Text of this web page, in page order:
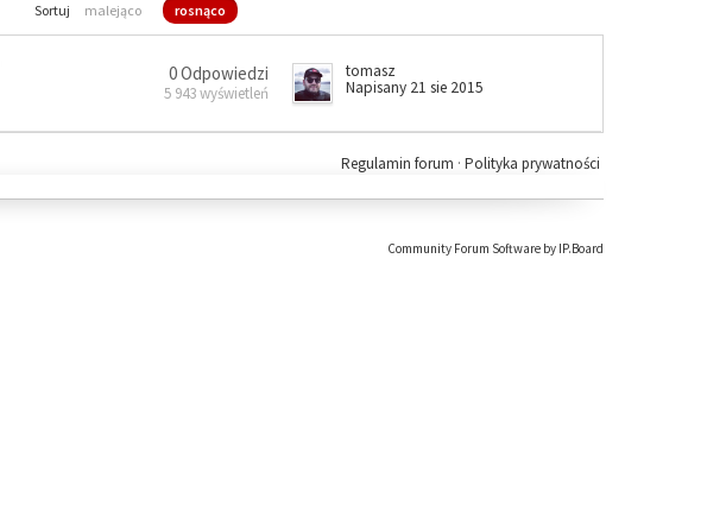
Sortuj malejąco rosnąco
0 Odpowiedzi
5 943 wyświetleń
tomasz
Napisany 21 sie 2015
Polityka prywatności
Regulamin forum ·
Community Forum Software by IP.Board